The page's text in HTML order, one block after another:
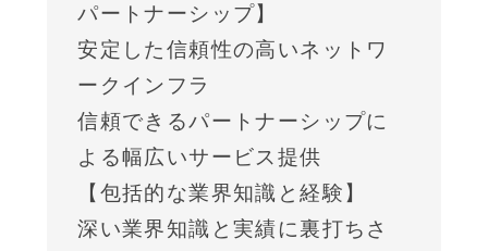
パートナーシップ】
安定した信頼性の高いネットワ
ークインフラ
信頼できるパートナーシップに
よる幅広いサービス提供
【包括的な業界知識と経験】
深い業界知識と実績に裏打ちさ